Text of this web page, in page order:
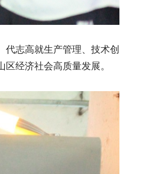
志高就生产管理、技术创
经济社会高质量发展。